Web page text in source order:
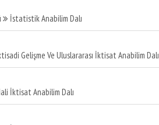
İstatistik Anabilim Dalı
Gelişme Ve Uluslararası İktisat Anabilim Dalı
İktisat Anabilim Dalı